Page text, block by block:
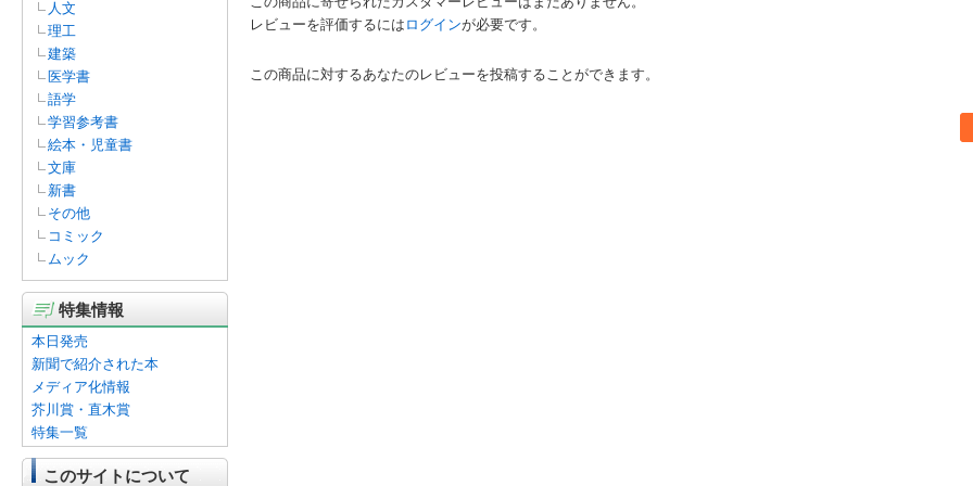
人文
理工
建築
医学書
語学
学習参考書
絵本・児童書
文庫
新書
その他
コミック
ムック
特集情報
本日発売
新聞で紹介された本
メディア化情報
芥川賞・直木賞
特集一覧
このサイトについて
レビューを評価するには ログインが必要です。
この商品に対するあなたのレビューを投稿することができます。